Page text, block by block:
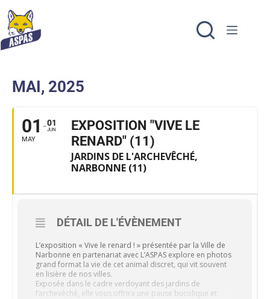
MAI, 2025
01
MAY
01
JUN
EXPOSITION "VIVE LE
RENARD" (11)
JARDINS DE L'ARCHEVÊCHÉ,
NARBONNE (11)
DÉTAIL DE L'ÉVÈNEMENT
L’exposition « Vive le renard ! » présentée par la Ville de
Narbonne en partenariat avec L’ASPAS explore en photos
grand format la vie de cet animal discret, qui vit souvent
en lisière de nos villes.
Exposée dans le cadre verdoyant des jardins de
l’archevêché, elle vous offrira une pause bucolique et